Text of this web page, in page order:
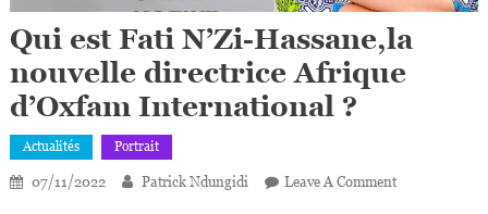
Qui est Fati N’Zi-Hassane,la
nouvelle directrice Afrique
d’Oxfam International ?
Actualités Portrait
07/11/2022 Patrick Ndungidi Leave A CommentOn